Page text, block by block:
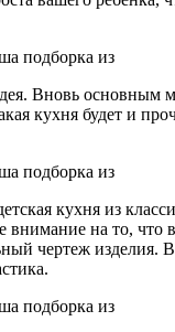
Вновь основным
кухня будет и
кухня из
внимание на то, что
чертеж изделия.